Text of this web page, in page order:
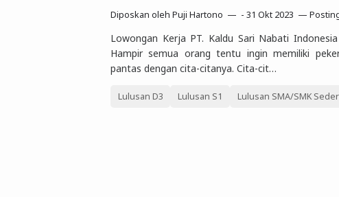
Diposkan oleh Puji Hartono - 31 Okt 2023
Lowongan Kerja PT. Kaldu Sari Nabati
Hampir semua orang tentu ingin memiliki
pantas dengan cita-citanya. Cita-cit…
Lulusan D3 Lulusan S1 Lulusan SMA/SMK